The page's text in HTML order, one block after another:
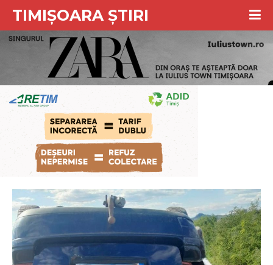
TIMIȘOARA ȘTIRI